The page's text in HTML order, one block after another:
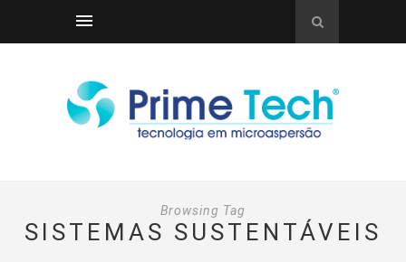
Browsing Tag
SISTEMAS SUSTENTÁVEIS